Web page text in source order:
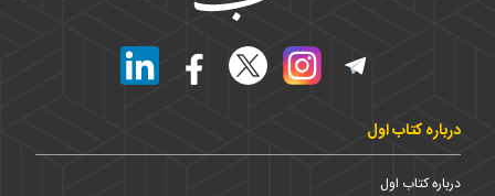
درباره کتاب اول
درباره کتاب اول